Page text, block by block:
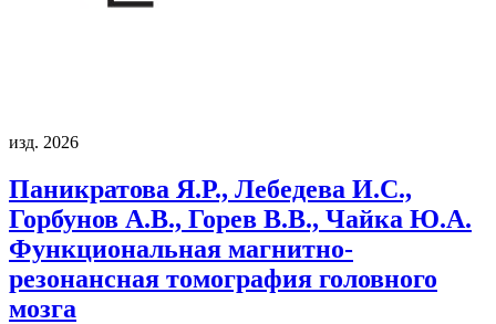
изд. 2026
Паникратова Я.Р., Лебедева И.С.,
Горбунов А.В., Горев В.В., Чайка Ю.А.
Функциональная магнитно-
резонансная томография головного
мозга